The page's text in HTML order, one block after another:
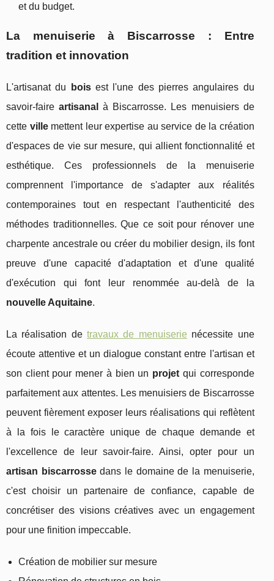
et du budget.
La menuiserie à Biscarrosse : Entre
tradition et innovation
L'artisanat du boisest l'une des pierres angulaires du
savoir-faireartisanal
à Biscarrosse. Les menuisiers de
cette villemettent leur expertise au service de la création
d'espaces de vie sur mesure, qui allient fonctionnalité et
esthétique. Ces professionnels de la menuiserie
comprennent l'importance de s'adapter aux réalités
contemporaines tout en respectant l'authenticité des
méthodes traditionnelles. Que ce soit pour rénover une
charpente ancestrale ou créer du mobilier design, ils font
preuve d'une capacité d'adaptation et d'une qualité
d'exécution qui font leur renommée au-delà de la
nouvelle Aquitaine.
La réalisation detravaux de menuiserie nécessite une
écoute attentive et un dialogue constant entre l'artisan et
son client pour mener à bien un projet qui corresponde
parfaitement aux attentes. Les menuisiers de Biscarrosse
peuvent fièrement exposer leurs réalisations qui reflètent
à la fois le caractère unique de chaque demande et
l'excellence de leur savoir-faire. Ainsi, opter pour un
artisan biscarrossedans le domaine de la menuiserie,
c'est choisir un partenaire de confiance, capable de
concrétiser des visions créatives avec un engagement
pour une finition impeccable.
Création de mobilier sur mesure